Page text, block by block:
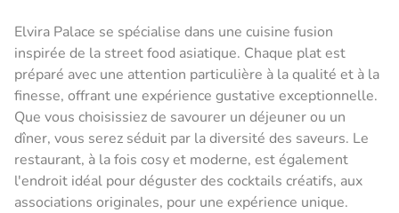
Elvira Palace se spécialise dans une cuisine fusion
inspirée de la street food asiatique. Chaque plat est
préparé avec une attention particulière à la qualité et à la
finesse, offrant une expérience gustative exceptionnelle.
Que vous choisissiez de savourer un déjeuner ou un
dîner, vous serez séduit par la diversité des saveurs. Le
restaurant, à la fois cosy et moderne, est également
l'endroit idéal pour déguster des cocktails créatifs, aux
associations originales, pour une expérience unique.